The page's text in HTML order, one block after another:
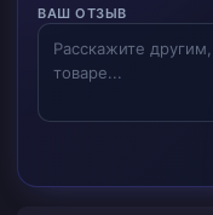
ВАШ ОТЗЫВ